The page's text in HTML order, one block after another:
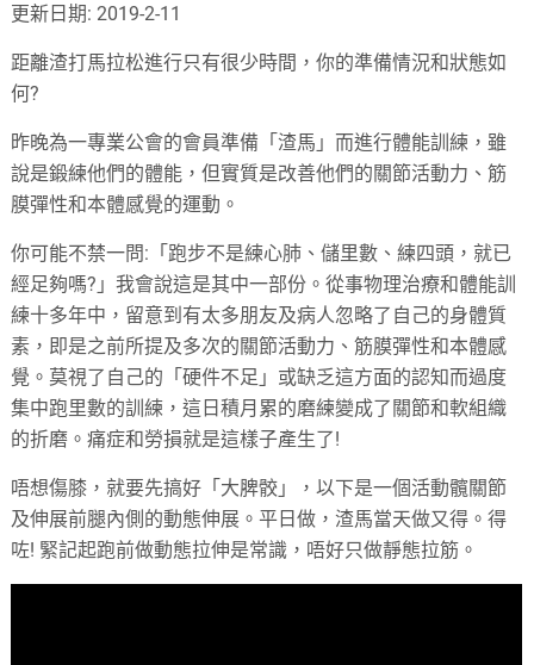
更新日期: 2019-2-11
距離渣打馬拉松進行只有很少時間，你的準備情況和狀態如
何?
昨晚為一專業公會的會員準備「渣馬」而進行體能訓練，雖
說是鍛練他們的體能，但實質是改善他們的關節活動力、筋
膜彈性和本體感覺的運動。
你可能不禁一問:「跑步不是練心肺、儲里數、練四頭，就已
經足夠嗎?」我會說這是其中一部份。從事物理治療和體能訓
練十多年中，留意到有太多朋友及病人忽略了自己的身體質
素，即是之前所提及多次的關節活動力、筋膜彈性和本體感
覺。莫視了自己的「硬件不足」或缺乏這方面的認知而過度
集中跑里數的訓練，這日積月累的磨練變成了關節和軟組織
的折磨。痛症和勞損就是這樣子產生了!
唔想傷膝，就要先搞好「大脾骹」，以下是一個活動髖關節
及伸展前腿內側的動態伸展。平日做，渣馬當天做又得。得
咗! 緊記起跑前做動態拉伸是常識，唔好只做靜態拉筋。